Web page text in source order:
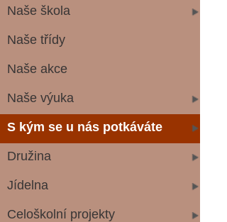
Naše škola
Naše třídy
Naše akce
Naše výuka
S kým se u nás potkáváte
Družina
Jídelna
Celoškolní projekty